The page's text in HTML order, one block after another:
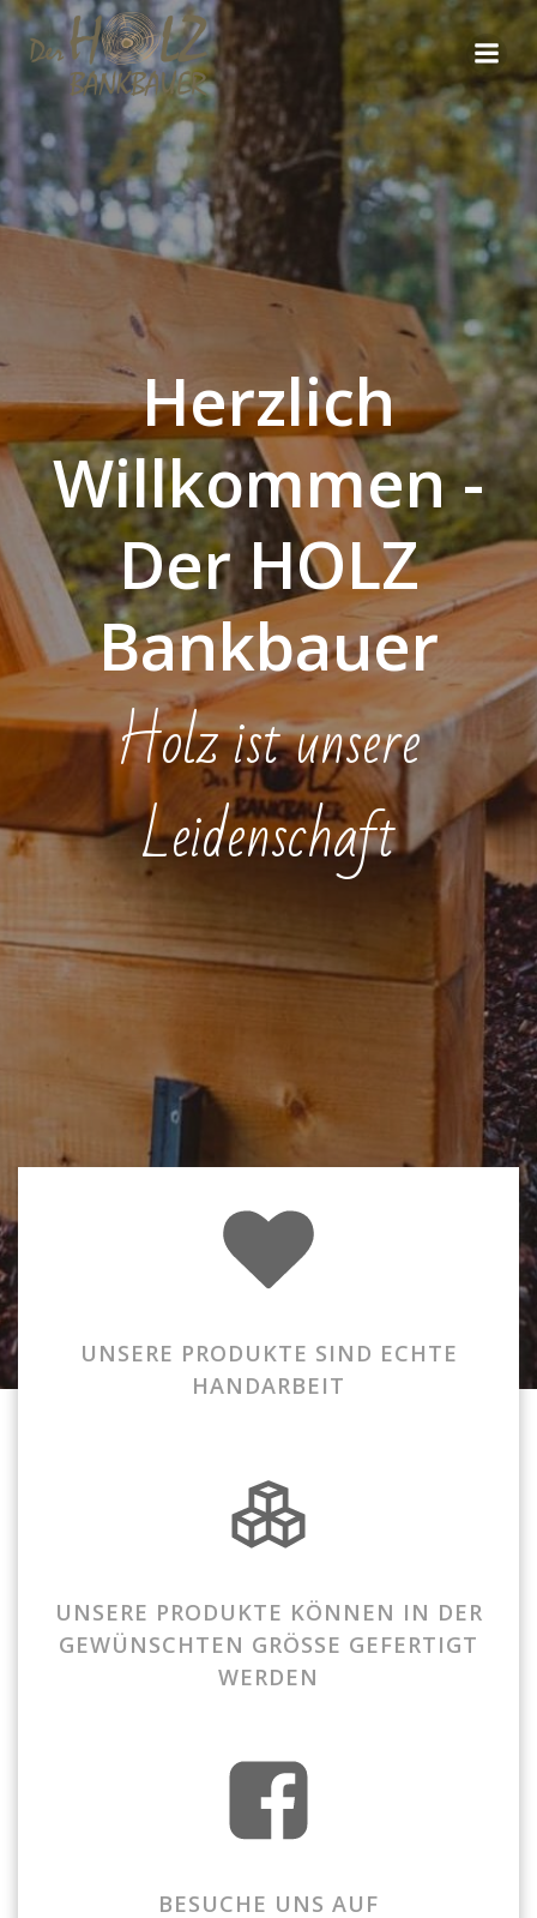
Inhalt
Herzlich
Willkommen -
Der HOLZ
Bankbauer
Holz ist unsere
Leidenschaft
UNSERE PRODUKTE SIND ECHTE
HANDARBEIT
UNSERE PRODUKTE KÖNNEN IN DER
GEWÜNSCHTEN GRÖSSE GEFERTIGT
WERDEN
BESUCHE UNS AUF